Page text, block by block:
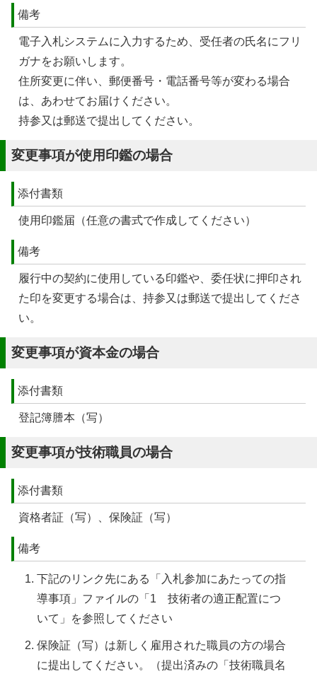
備考
電子入札システムに入力するため、受任者の氏名にフリ
ガナをお願いします。
住所変更に伴い、郵便番号・電話番号等が変わる場合
は、あわせてお届けください。
持参又は郵送で提出してください。
変更事項が使用印鑑の場合
添付書類
使用印鑑届（任意の書式で作成してください）
備考
履行中の契約に使用している印鑑や、委任状に押印され
た印を変更する場合は、持参又は郵送で提出してくださ
い。
変更事項が資本金の場合
添付書類
登記簿謄本（写）
変更事項が技術職員の場合
添付書類
資格者証（写）、保険証（写）
備考
下記のリンク先にある「入札参加にあたっての指
導事項」ファイルの「1 技術者の適正配置につ
いて」を参照してください
保険証（写）は新しく雇用された職員の方の場合
に提出してください。（提出済みの「技術職員名